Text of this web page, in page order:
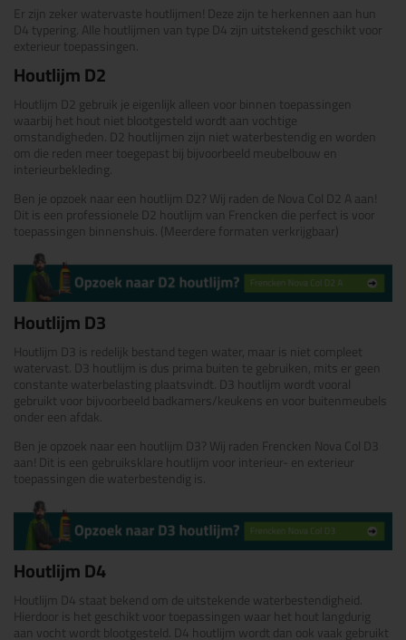
Er zijn zeker watervaste houtlijmen! Deze zijn te herkennen aan hun
D4 typering. Alle houtlijmen van type D4 zijn uitstekend geschikt voor
exterieur toepassingen.
Houtlijm D2
Houtlijm D2 gebruik je eigenlijk alleen voor binnen toepassingen
waarbij het hout niet blootgesteld wordt aan vochtige
omstandigheden. D2 houtlijmen zijn niet waterbestendig en worden
om die reden meer toegepast bij bijvoorbeeld meubelbouw en
interieurbekleding.
Ben je opzoek naar een houtlijm D2? Wij raden de Nova Col D2 A aan!
Dit is een professionele D2 houtlijm van Frencken die perfect is voor
toepassingen binnenshuis. (Meerdere formaten verkrijgbaar)
Houtlijm D3
Houtlijm D3 is redelijk bestand tegen water, maar is niet compleet
watervast. D3 houtlijm is dus prima buiten te gebruiken, mits er geen
constante waterbelasting plaatsvindt. D3 houtlijm wordt vooral
gebruikt voor bijvoorbeeld badkamers/keukens en voor buitenmeubels
onder een afdak.
Ben je opzoek naar een houtlijm D3? Wij raden Frencken Nova Col D3
aan! Dit is een gebruiksklare houtlijm voor interieur- en exterieur
toepassingen die waterbestendig is.
Houtlijm D4
Houtlijm D4 staat bekend om de uitstekende waterbestendigheid.
Hierdoor is het geschikt voor toepassingen waar het hout langdurig
aan vocht wordt blootgesteld. D4 houtlijm wordt dan ook vaak gebruikt